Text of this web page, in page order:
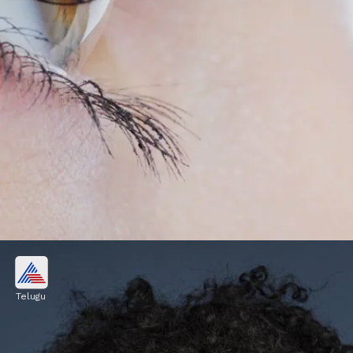
కనురెప్పలను దువ్వాలి
మనం జుట్టు దువ్వుకున్నట్లే, రోజూ ఓ సాఫ్ట్ బ్రష్‌తో
కనురెప్పలను కూడా దువ్వాలి. ఇది వాటి పెరుగుదలను
ప్రోత్సహిస్తుంది.
Telugu